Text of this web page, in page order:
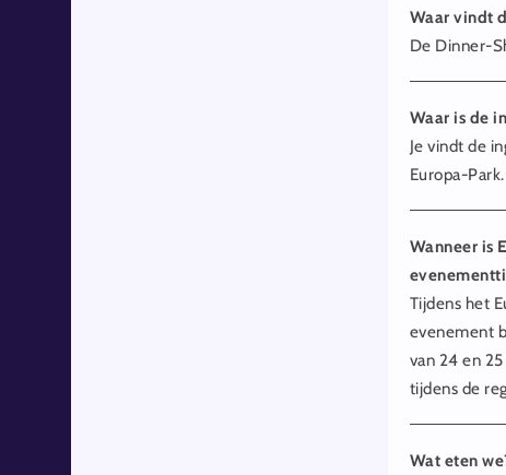
Waar vindt
De Dinner-
Waar is de
Je vindt de
Europa-Park.
Wanneer is
Tijdens het
evenement
van 24 en
tijdens de
Wat eten